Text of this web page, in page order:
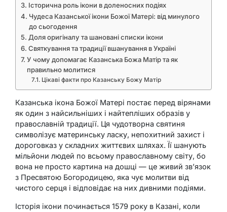
Історична роль ікони в доленосних подіях
Чудеса Казанської ікони Божої Матері: від минулого
до сьогодення
Доля оригіналу та шановані списки ікони
Святкування та традиції вшанування в Україні
У чому допомагає Казанська Божа Матір та як
правильно молитися
Цікаві факти про Казанську Божу Матір
Казанська ікона Божої Матері постає перед вірянами
як один з найсильніших і найтепліших образів у
православній традиції. Ця чудотворна святиня
символізує материнську ласку, непохитний захист і
дороговказ у складних життєвих шляхах. Її шанують
мільйони людей по всьому православному світу, бо
вона не просто картина на дошці — це живий зв’язок
з Пресвятою Богородицею, яка чує молитви від
чистого серця і відповідає на них дивними подіями.
Історія ікони починається 1579 року в Казані, коли